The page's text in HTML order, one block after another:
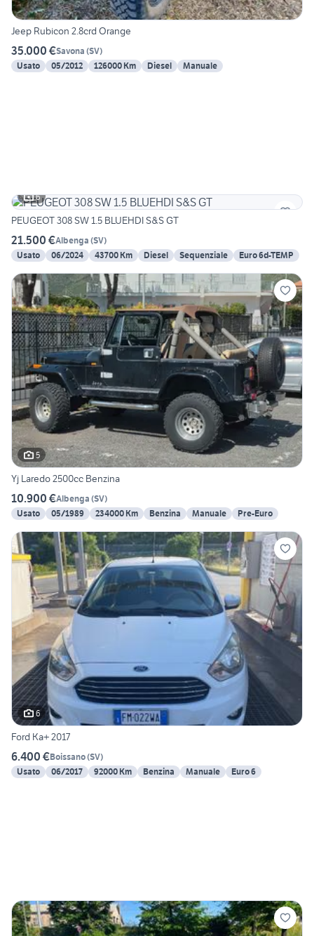
Jeep Rubicon 2.8crd Orange
35.000 €Savona (SV)
Usato
05/2012 126000 Km Diesel Manuale
6
PEUGEOT 308 SW 1.5 BLUEHDI S&S GT
21.500 €Albenga (SV)
Usato
06/2024 43700 Km Diesel Sequenziale Euro 6d-TEMP
5
Yj Laredo 2500cc Benzina
10.900 €Albenga (SV)
Usato
05/1989 234000 Km Benzina Manuale Pre-Euro
6
Ford Ka+ 2017
6.400 €Boissano(SV)
Usato
06/2017 92000 Km Benzina Manuale Euro 6